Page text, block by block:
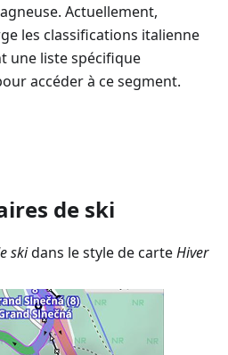
Actuellement,
les classifications italienne
une liste spécifique
accéder à ce segment.
de ski
skidans le style de carteHiver